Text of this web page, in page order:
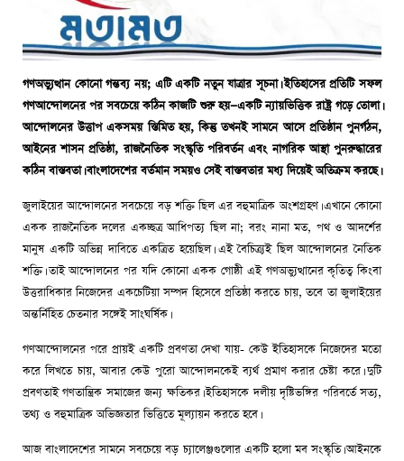
গণঅভ্যুত্থান কোনো গন্তব্য নয়; এটি একটি নতুন যাত্রার সূচনা। ইতিহাসের প্রতিটি সফল
গণআন্দোলনের পর সবচেয়ে কঠিন কাজটি শুরু হয়—একটি ন্যায়ভিত্তিক রাষ্ট্র গড়ে তোলা।
আন্দোলনের উত্তাপ একসময় স্তিমিত হয়, কিন্তু তখনই সামনে আসে প্রতিষ্ঠান পুনর্গঠন,
আইনের শাসন প্রতিষ্ঠা, রাজনৈতিক সংস্কৃতি পরিবর্তন এবং নাগরিক আস্থা পুনরুদ্ধারের
কঠিন বাস্তবতা। বাংলাদেশের বর্তমান সময়ও সেই বাস্তবতার মধ্য দিয়েই অতিক্রম করছে।
জুলাইয়ের আন্দোলনের সবচেয়ে বড় শক্তি ছিল এর বহুমাত্রিক অংশগ্রহণ। এখানে কোনো
একক রাজনৈতিক দলের একচ্ছত্র আধিপত্য ছিল না; বরং নানা মত, পথ ও আদর্শের
মানুষ একটি অভিন্ন দাবিতে একত্রিত হয়েছিল। এই বৈচিত্র্যই ছিল আন্দোলনের নৈতিক
শক্তি। তাই আন্দোলনের পর যদি কোনো একক গোষ্ঠী এই গণঅভ্যুত্থানের কৃতিত্ব কিংবা
উত্তরাধিকার নিজেদের একচেটিয়া সম্পদ হিসেবে প্রতিষ্ঠা করতে চায়, তবে তা জুলাইয়ের
অন্তর্নিহিত চেতনার সঙ্গেই সাংঘর্ষিক।
গণআন্দোলনের পরে প্রায়ই একটি প্রবণতা দেখা যায়- কেউ ইতিহাসকে নিজেদের মতো
করে লিখতে চায়, আবার কেউ পুরো আন্দোলনকেই ব্যর্থ প্রমাণ করার চেষ্টা করে। দুটি
প্রবণতাই গণতান্ত্রিক সমাজের জন্য ক্ষতিকর। ইতিহাসকে দলীয় দৃষ্টিভঙ্গির পরিবর্তে সত্য,
তথ্য ও বহুমাত্রিক অভিজ্ঞতার ভিত্তিতে মূল্যায়ন করতে হবে।
আজ বাংলাদেশের সামনে সবচেয়ে বড় চ্যালেঞ্জগুলোর একটি হলো মব সংস্কৃতি। আইনকে